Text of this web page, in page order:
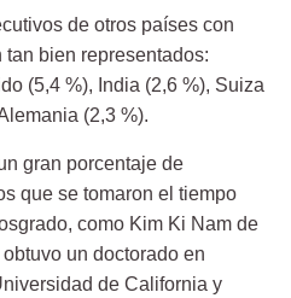
de otros países con
bien representados:
(5,4 %), India (2,6 %), Suiza
(2,3 %).
gran porcentaje de
que se tomaron el tiempo
como Kim Ki Nam de
un doctorado en
de California y